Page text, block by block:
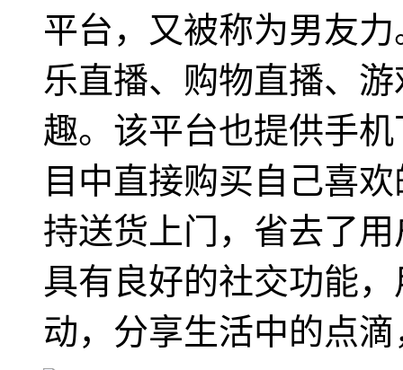
平台，又被称为男友
乐直播、购物直播、
趣。该平台也提供手
目中直接购买自己喜
持送货上门，省去了
具有良好的社交功能
动，分享生活中的点